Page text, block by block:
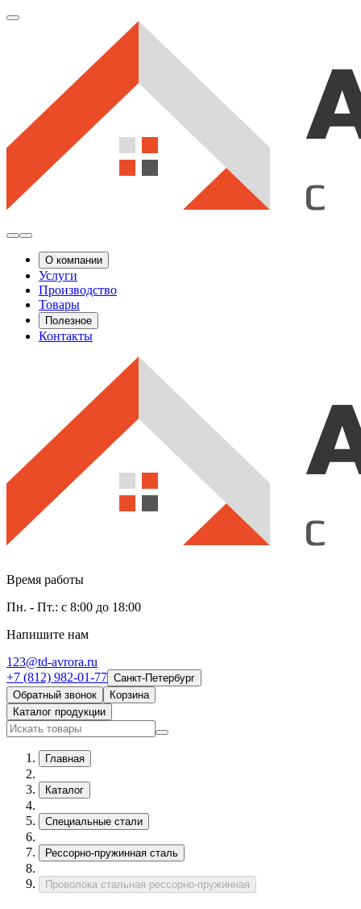
О компании
Услуги
Производство
Товары
Полезное
Контакты
Время работы
Пн. - Пт.: с 8:00 до 18:00
Напишите нам
123@td-avrora.ru
+7 (812) 982-01-77 Санкт-Петербург
Обратный звонок
Корзина
Каталог продукции
Главная
Каталог
Специальные стали
Рессорно-пружинная сталь
Проволока стальная рессорно-пружинная